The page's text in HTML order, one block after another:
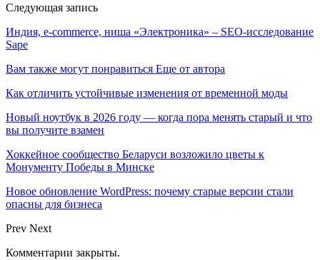
Следующая запись
Индия, e-commerce, ниша «Электроника» – SEO-исследование
Sapе
Вам также могут понравиться Еще от автора
Как отличить устойчивые изменения от временной моды
Новый ноутбук в 2026 году — когда пора менять старый и что
вы получите взамен
Хоккейное сообщество Беларуси возложило цветы к
Монументу Победы в Минске
Новое обновление WordPress: почему старые версии стали
опасны для бизнеса
Prev Next
Комментарии закрыты.